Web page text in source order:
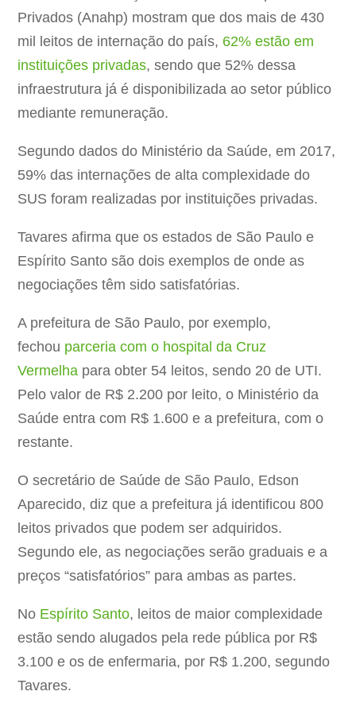
Privados (Anahp) mostram que dos mais de 430
mil leitos de internação do país, 62% estão em
instituições privadas, sendo que 52% dessa
infraestrutura já é disponibilizada ao setor público
mediante remuneração.
Segundo dados do Ministério da Saúde, em 2017,
59% das internações de alta complexidade do
SUS foram realizadas por instituições privadas.
Tavares afirma que os estados de São Paulo e
Espírito Santo são dois exemplos de onde as
negociações têm sido satisfatórias.
A prefeitura de São Paulo, por exemplo,
fechou parceria com o hospital da Cruz
Vermelha para obter 54 leitos, sendo 20 de UTI.
Pelo valor de R$ 2.200 por leito, o Ministério da
Saúde entra com R$ 1.600 e a prefeitura, com o
restante.
O secretário de Saúde de São Paulo, Edson
Aparecido, diz que a prefeitura já identificou 800
leitos privados que podem ser adquiridos.
Segundo ele, as negociações serão graduais e a
preços “satisfatórios” para ambas as partes.
No Espírito Santo, leitos de maior complexidade
estão sendo alugados pela rede pública por R$
3.100 e os de enfermaria, por R$ 1.200, segundo
Tavares.